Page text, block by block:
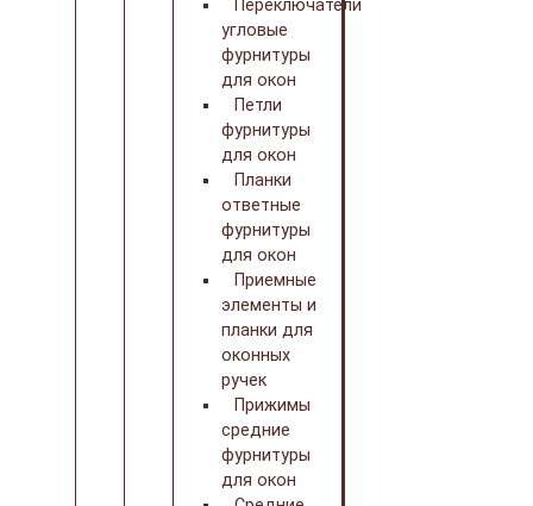
Переключатели
угловые
фурнитуры
для окон
Петли
фурнитуры
для окон
Планки
ответные
фурнитуры
для окон
Приемные
элементы и
планки для
оконных
ручек
Прижимы
средние
фурнитуры
для окон